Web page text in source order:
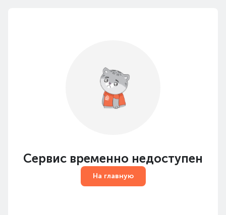
Сервис временно недоступен
На главную